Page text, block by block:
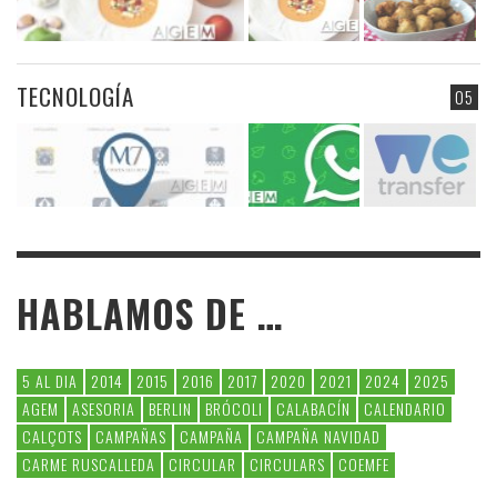
05
TECNOLOGÍA
HABLAMOS DE …
5 AL DIA 2014 2015 2016 2017 2020 2021 2024
2025
AGEM
ASESORIA BERLIN BRÓCOLI CALABACÍN
CALENDARIO
CALÇOTS
CAMPAÑAS CAMPAÑA
CAMPAÑA NAVIDAD
CARME RUSCALLEDA
CIRCULAR CIRCULARS
COEMFE